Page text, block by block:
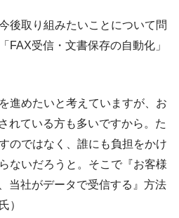
後取り組みたいことについて問
FAX受信・文書保存の自動化」
進めたいと考えていますが、お
れている方も多いですから。た
のではなく、誰にも負担をかけ
ないだろうと。そこで『お客様
当社がデータで受信する』方法
）